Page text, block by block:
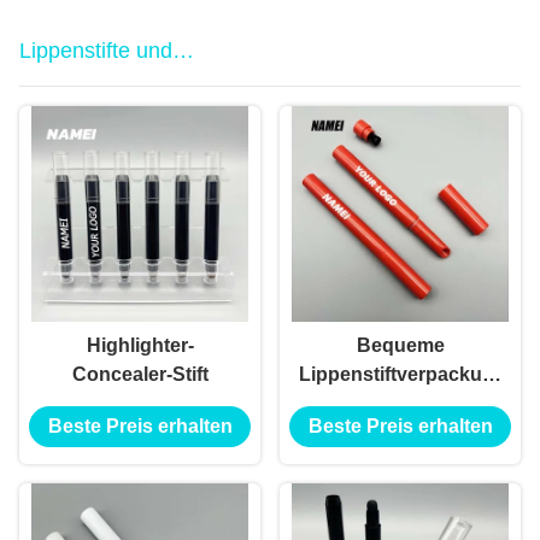
Lippenstifte und
Bleistiftverpackungen
Highlighter-
Concealer-Stift
Beste Preis erhalten
Bequeme
Lippenstiftverpackungen
für schmutzfestes
und langlebiges
Beste Preis erhalten